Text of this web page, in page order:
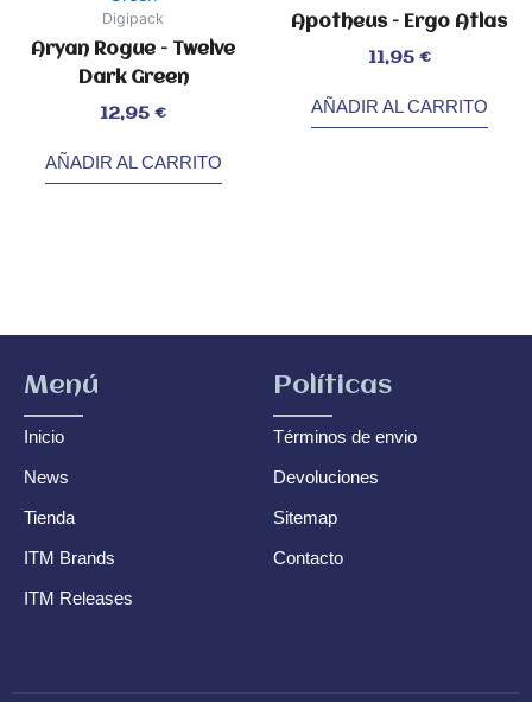
Digipack
Aryan Rogue – Twelve
Dark Green
12,95 €
AÑADIR AL CARRITO
Apotheus – Ergo Atlas
11,95 €
AÑADIR AL CARRITO
Menú
Inicio
News
Tienda
ITM Brands
ITM Releases
Políticas
Términos de envio
Devoluciones
Sitemap
Contacto